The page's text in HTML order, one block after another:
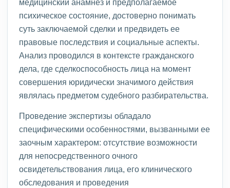
психическое состояние, достоверно понимать
суть заключаемой сделки и предвидеть ее
правовые последствия и социальные аспекты.
Анализ проводился в контексте гражданского
дела, где сделкоспособность лица на момент
совершения юридически значимого действия
являлась предметом судебного разбирательства.
Проведение экспертизы обладало
специфическими особенностями, вызванными ее
заочным характером: отсутствие возможности
для непосредственного очного
освидетельствования лица, его клинического
обследования и проведения